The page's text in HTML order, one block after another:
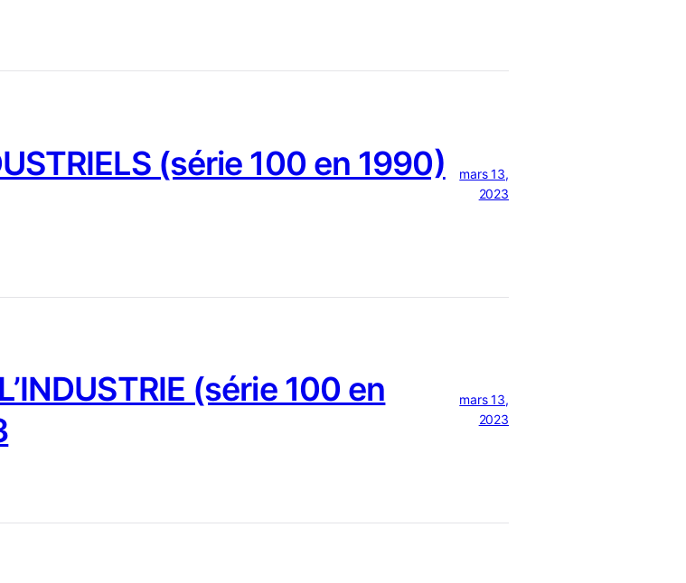
(série 100 en 1990)
mars 13,
2023
(série 100 en
mars 13,
2023